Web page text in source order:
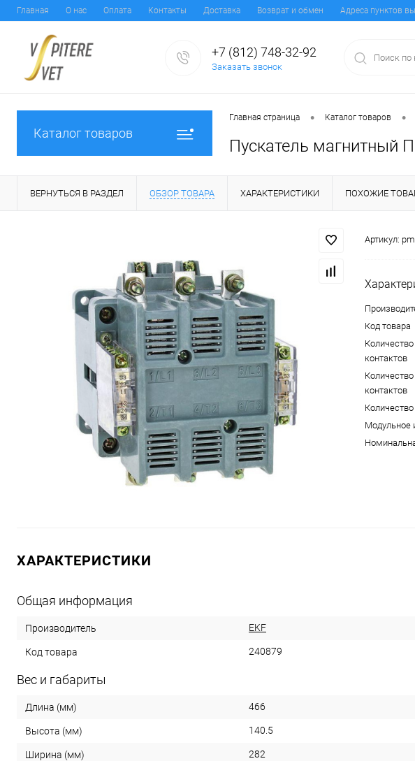
Главная О нас Оплата Контакты Доставка Возврат и обмен Адреса пунктов
+7 (812) 748-32-92
Заказать звонок
Каталог товаров
Главная страница • Каталог товаров •
Пускатель магнитный
ВЕРНУТЬСЯ В РАЗДЕЛ ОБЗОР ТОВАРА ХАРАКТЕРИСТИКИ ПОХОЖИЕ
Артикул:
Код товара
контактов
контактов
Модульное
ХАРАКТЕРИСТИКИ
Общая информация
Производитель EKF
Код товара 240879
Вес и габариты
Длина (мм) 466
Высота (мм) 140.5
Ширина (мм) 282